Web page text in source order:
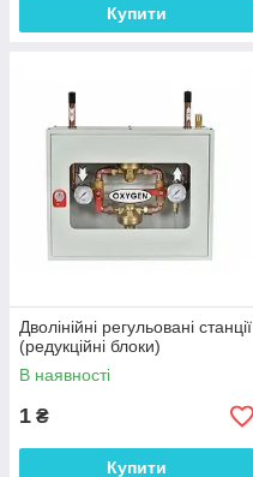
Купити
Дволінійні регульовані станції
(редукційні блоки)
В наявності
1 ₴
Купити